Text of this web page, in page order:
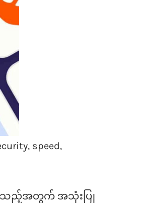
speed,
ါဝင်သည့်အတွက် အသုံးပြု